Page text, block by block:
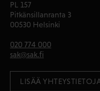
PL 157
Pitkänsillanranta 3
00530 Helsinki
020 774 000
sak@sak.fi
LISÄÄ